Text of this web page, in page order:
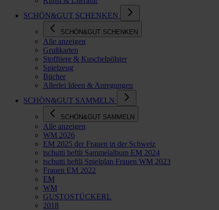
SCHÖN&GUT SCHENKEN
SCHÖN&GUT SCHENKEN
Alle anzeigen
Grußkarten
Stofftiere & Kuschelpölster
Spielzeug
Bücher
Allerlei Ideen & Anregungen
SCHÖN&GUT SAMMELN
SCHÖN&GUT SAMMELN
Alle anzeigen
WM 2026
EM 2025 der Frauen in der Schweiz
tschutti heftli Sammelalbum EM 2024
tschutti heftli Spielplan Frauen WM 2023
Frauen EM 2022
EM
WM
GUSTOSTÜCKERL
2018